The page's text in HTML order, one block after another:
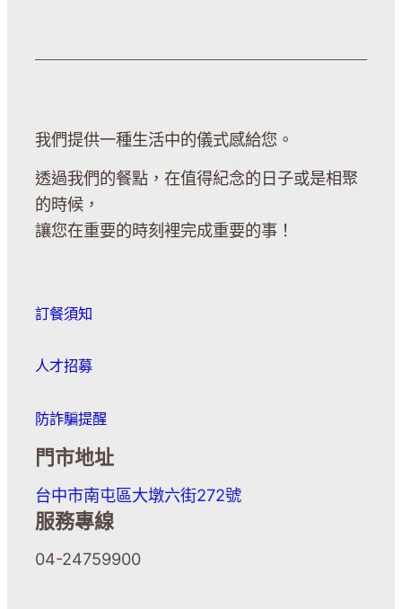
我們提供一種生活中的儀式感給您。
透過我們的餐點，在值得紀念的日子或是相聚
的時候，
讓您在重要的時刻裡完成重要的事！
訂餐須知
人才招募
防詐騙提醒
門市地址
台中市南屯區大墩六街272號
服務專線
04-24759900